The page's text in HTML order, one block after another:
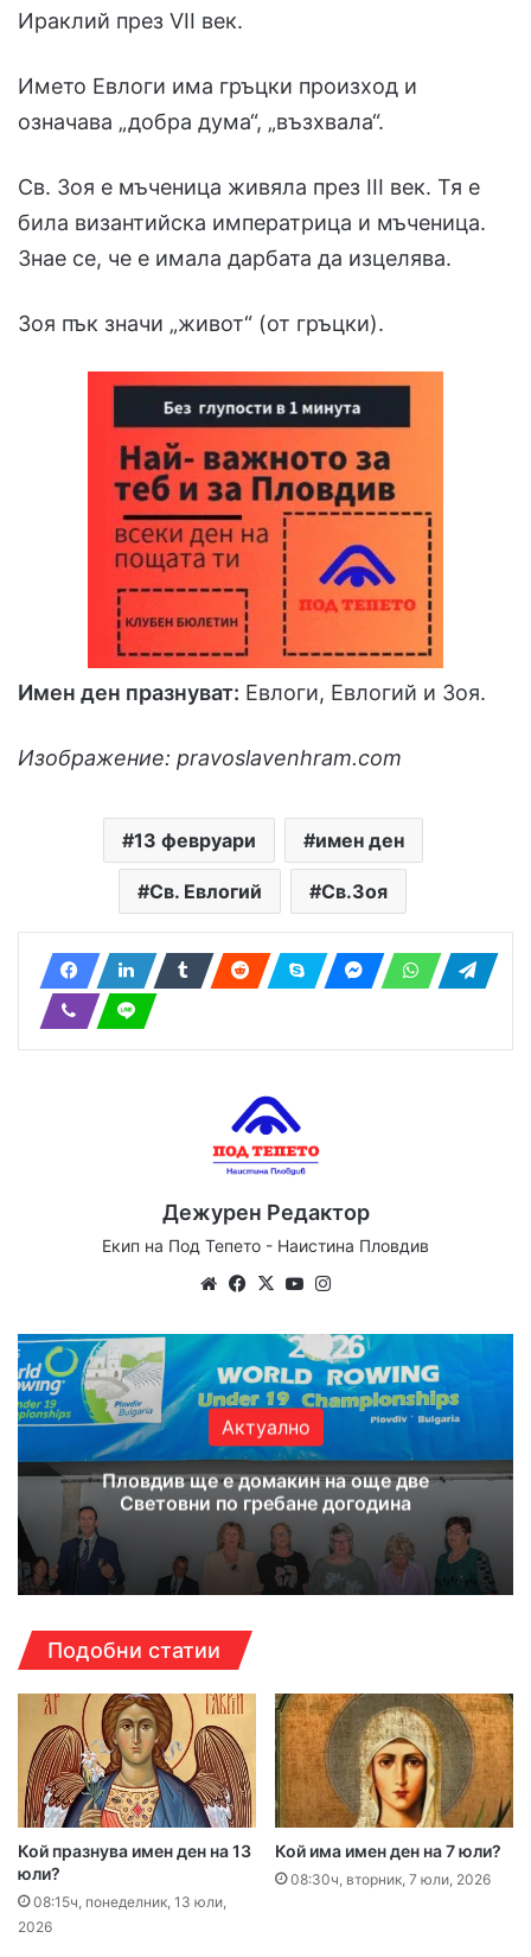
Ираклий през VII век.
Името Евлоги има гръцки произход и
означава „добра дума“, „възхвала“.
Св. Зоя е мъченица живяла през III век. Тя е
била византийска императрица и мъченица.
Знае се, че е имала дарбата да изцелява.
Зоя пък значи „живот“ (от гръцки).
Имен ден празнуват: Евлоги, Евлогий и Зoя.
Изображение: pravoslavenhram.com
13 февруари имен ден
Св. Евлогий Св.Зоя
Дежурен Редактор
Екип на Под Тепето - Наистина Пловдив
WebsiteFacebook
X YouTube
Актуално
Пловдив ще е домакин на още две
Световни по гребане догодина
Подобни статии
Кой празнува имен ден на 13
юли?
08:15ч, понеделник, 13 юли,
2026
Кой има имен ден на 7 юли?
08:30ч, вторник, 7 юли, 2026